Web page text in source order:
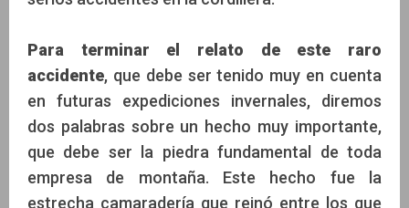
Para terminar el relato de este raro
accidente, que debe ser tenido muy en cuenta
en futuras expediciones invernales, diremos
dos palabras sobre un hecho muy importante,
que debe ser la piedra fundamental de toda
empresa de montaña. Este hecho fue la
estrecha camaradería que reinó entre los que